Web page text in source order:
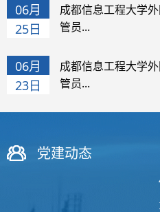
06月
25日
成都信息工程大学
管员...
06月
23日
成都信息工程大学
管员...
党建动态